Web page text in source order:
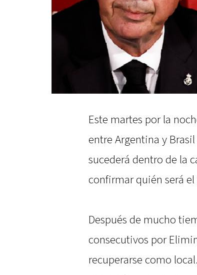
Este martes por la
entre Argentina y
sucederá dentro de la
confirmar quién será
Después de mucho
consecutivos por
recuperarse como